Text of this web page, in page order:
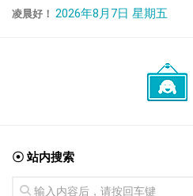
凌晨好！ 2026年8月7日 星期五
☉ 站内搜索